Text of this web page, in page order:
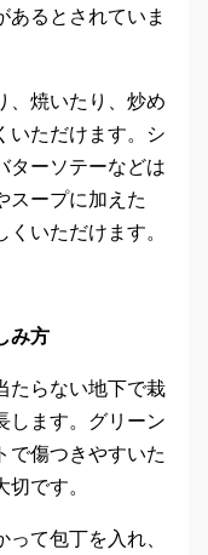
るとされていま
、焼いたり、炒め
いただけます。シ
ターソテーなどは
スープに加えた
いただけます。
み方
たらない地下で栽
します。グリーン
で傷つきやすいた
です。
て包丁を入れ、